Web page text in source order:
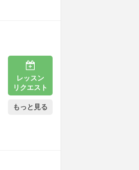
レッスン
リクエスト
もっと見る